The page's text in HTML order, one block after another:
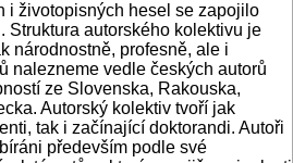
i životopisných hesel se zapojilo
Struktura autorského kolektivu je
národnostně, profesně, ale i
nalezneme vedle českých autorů
ze Slovenska, Rakouska,
Autorský kolektiv tvoří jak
tak i začínající doktorandi. Autoři
především podle své